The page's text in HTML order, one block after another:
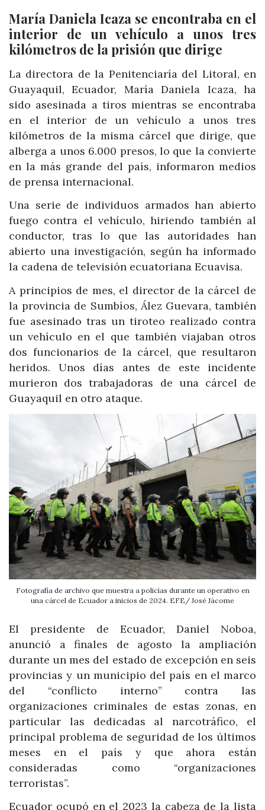
María Daniela Icaza se encontraba en el
interior de un vehículo a unos tres
kilómetros de la prisión que dirige
La directora de la Penitenciaría del Litoral, en
Guayaquil, Ecuador, María Daniela Icaza, ha
sido asesinada a tiros mientras se encontraba
en el interior de un vehículo a unos tres
kilómetros de la misma cárcel que dirige, que
alberga a unos 6.000 presos, lo que la convierte
en la más grande del país, informaron medios
de prensa internacional.
Una serie de individuos armados han abierto
fuego contra el vehículo, hiriendo también al
conductor, tras lo que las autoridades han
abierto una investigación, según ha informado
la cadena de televisión ecuatoriana Ecuavisa.
A principios de mes, el director de la cárcel de
la provincia de Sumbíos, Ález Guevara, también
fue asesinado tras un tiroteo realizado contra
un vehículo en el que también viajaban otros
dos funcionarios de la cárcel, que resultaron
heridos. Unos días antes de este incidente
murieron dos trabajadoras de una cárcel de
Guayaquil en otro ataque.
Fotografía de archivo que muestra a policías durante un operativo en
una cárcel de Ecuador a inicios de 2024. EFE/ José Jácome
El presidente de Ecuador, Daniel Noboa,
anunció a finales de agosto la ampliación
durante un mes del estado de excepción en seis
provincias y un municipio del país en el marco
del “conflicto interno” contra las
organizaciones criminales de estas zonas, en
particular las dedicadas al narcotráfico, el
principal problema de seguridad de los últimos
meses en el país y que ahora están
consideradas como “organizaciones
terroristas”.
Ecuador ocupó en el 2023 la cabeza de la lista